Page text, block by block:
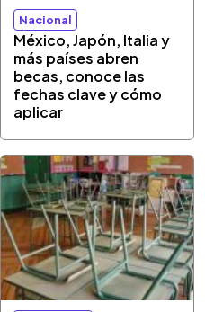
Nacional
México, Japón, Italia y
más países abren
becas, conoce las
fechas clave y cómo
aplicar